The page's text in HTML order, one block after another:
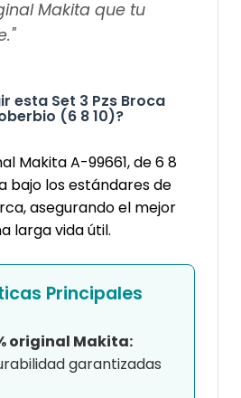
Makita que tu
esta Set 3 Pzs Broca
(6 8 10)?
Makita A-99661, de 6 8
bajo los estándares de
asegurando el mejor
larga vida útil.
Principales
original Makita:
garantizadas